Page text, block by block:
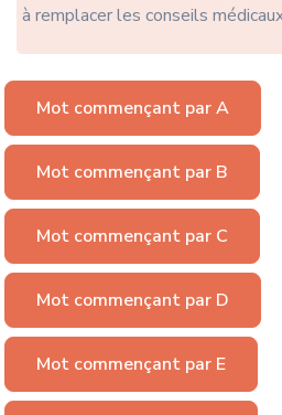
à remplacer les conseils
Mot commençant par A
Mot commençant par B
Mot commençant par C
Mot commençant par D
Mot commençant par E